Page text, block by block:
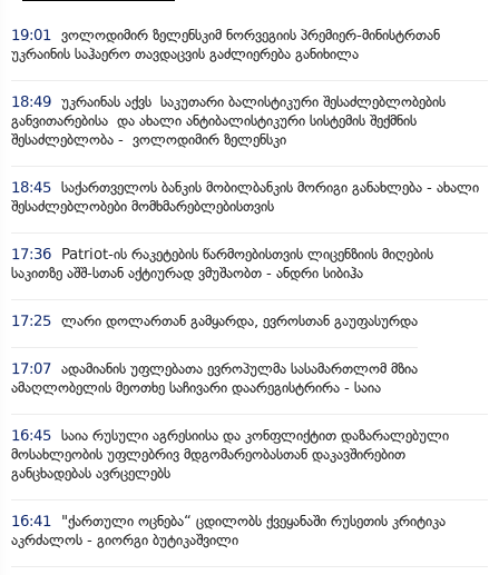
19:01 ვოლოდიმირ ზელენსკიმ ნორვეგიის პრემიერ-მინისტრთან
უკრაინის საჰაერო თავდაცვის გაძლიერება განიხილა
18:49 უკრაინას აქვს საკუთარი ბალისტიკური შესაძლებლობების
განვითარებისა და ახალი ანტიბალისტიკური სისტემის შექმნის
შესაძლებლობა - ვოლოდიმირ ზელენსკი
18:45 საქართველოს ბანკის მობილბანკის მორიგი განახლება - ახალი
შესაძლებლობები მომხმარებლებისთვის
17:36
Patriot-ის რაკეტების წარმოებისთვის ლიცენზიის მიღების
საკითზე აშშ-სთან აქტიურად ვმუშაობთ - ანდრი სიბიჰა
17:25 ლარი დოლართან გამყარდა, ევროსთან გაუფასურდა
17:07 ადამიანის უფლებათა ევროპულმა სასამართლომ მზია
ამაღლობელის მეოთხე საჩივარი დაარეგისტრირა - საია
16:45 საია რუსული აგრესიისა და კონფლიქტით დაზარალებული
მოსახლეობის უფლებრივ მდგომარეობასთან დაკავშირებით
განცხადებას ავრცელებს
16:41
"ქართული ოცნება“ ცდილობს ქვეყანაში რუსეთის კრიტიკა
აკრძალოს - გიორგი ბუტიკაშვილი